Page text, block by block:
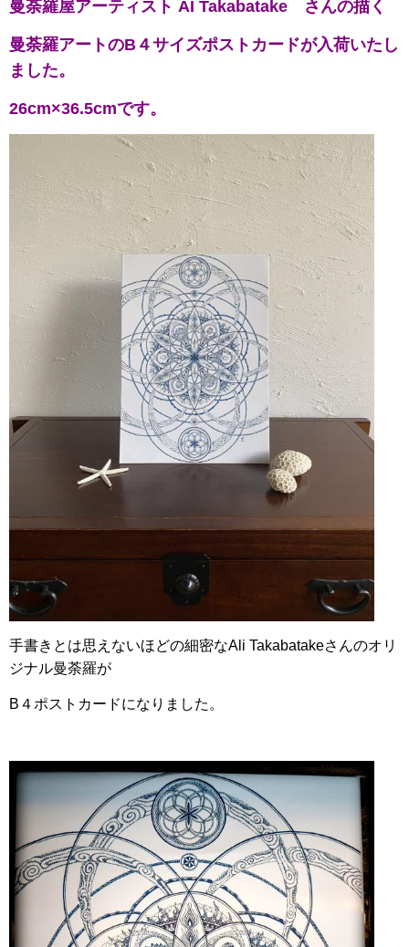
曼荼羅屋アーティスト AI Takabatake さんの描く
曼荼羅アートのB４サイズポストカードが入荷いたし
ました。
26cm×36.5cmです。
手書きとは思えないほどの細密なAli Takabatakeさんのオリ
ジナル曼荼羅が
B４ポストカードになりました。